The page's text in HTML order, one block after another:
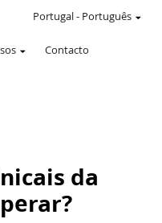
Contacto
Portugal- Português
da